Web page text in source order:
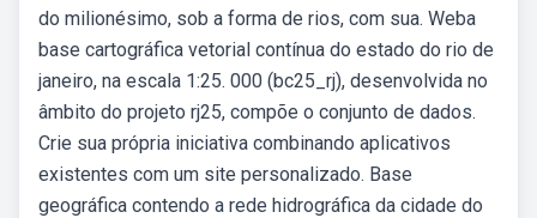
do milionésimo, sob a forma de rios, com sua. Weba
base cartográfica vetorial contínua do estado do rio de
janeiro, na escala 1:25. 000 (bc25_rj), desenvolvida no
âmbito do projeto rj25, compõe o conjunto de dados.
Crie sua própria iniciativa combinando aplicativos
existentes com um site personalizado. Base
geográfica contendo a rede hidrográfica da cidade do